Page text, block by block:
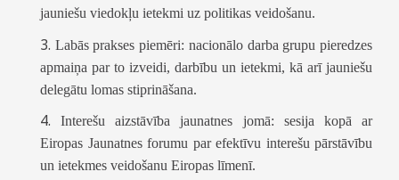
jauniešu viedokļu ietekmi uz politikas veidošanu.
Labās prakses piemēri: nacionālo darba grupu pieredzes
apmaiņa par to izveidi, darbību un ietekmi, kā arī jauniešu
delegātu lomas stiprināšana.
Interešu aizstāvība jaunatnes jomā: sesija kopā ar
Eiropas Jaunatnes forumu par efektīvu interešu pārstāvību
un ietekmes veidošanu Eiropas līmenī.